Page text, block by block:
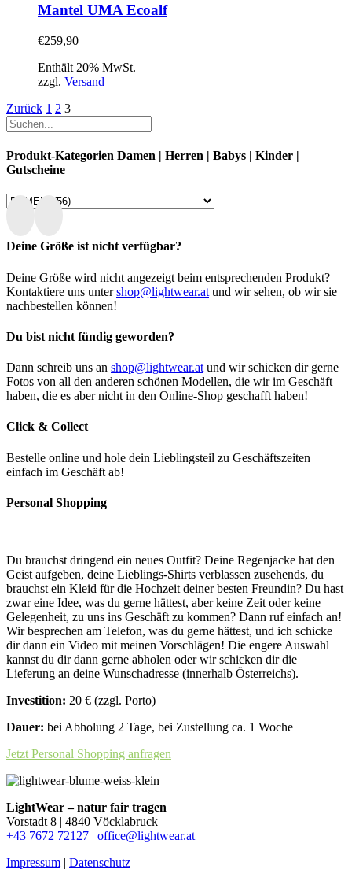
Mantel UMA Ecoalf
€259,90
Enthält 20% MwSt.
zzgl. Versand
Zurück 1 2 3
Produkt-Kategorien Damen | Herren | Babys | Kinder |
Gutscheine
Deine Größe ist nicht verfügbar?
Deine Größe wird nicht angezeigt beim entsprechenden Produkt?
Kontaktiere uns untershop@lightwear.at und wir sehen, ob wir sie
nachbestellen können!
Du bist nicht fündig geworden?
Dann schreib uns an shop@lightwear.at und wir schicken dir gerne
Fotos von all den anderen schönen Modellen, die wir im Geschäft
haben, die es aber nicht in den Online-Shop geschafft haben!
Click & Collect
Bestelle online und hole dein Lieblingsteil zu Geschäftszeiten
einfach im Geschäft ab!
Personal Shopping
Du brauchst dringend ein neues Outfit? Deine Regenjacke hat den
Geist aufgeben, deine Lieblings-Shirts verblassen zusehends, du
brauchst ein Kleid für die Hochzeit deiner besten Freundin? Du hast
zwar eine Idee, was du gerne hättest, aber keine Zeit oder keine
Gelegenheit, zu uns ins Geschäft zu kommen? Dann ruf einfach an!
Wir besprechen am Telefon, was du gerne hättest, und ich schicke
dir dann ein Video mit meinen Vorschlägen! Die engere Auswahl
kannst du dir dann gerne abholen oder wir schicken dir die
Lieferung an deine Wunschadresse (innerhalb Österreichs).
Investition: 20 € (zzgl. Porto)
Dauer: bei Abholung 2 Tage, bei Zustellung ca. 1 Woche
Jetzt Personal Shopping anfragen
LightWear – natur fair tragen
Vorstadt 8 | 4840 Vöcklabruck
+43 7672 72127 | office@lightwear.at
Impressum | Datenschutz